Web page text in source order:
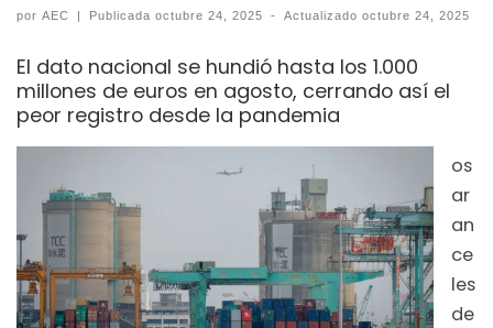
por AEC | Publicadaoctubre 24, 2025 - Actualizadooctubre 24, 2025
El dato nacional se hundió hasta los 1.000
millones de euros en agosto, cerrando así el
peor registro desde la pandemia
os
ar
an
ce
les
de